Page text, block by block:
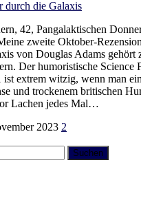
42, Pangalaktischen
zweite Oktober-
von Douglas Adams gehört
Der humoristische Science
ist extrem witzig, wenn man
und trockenem britischen
Lachen jedes Mal…
2023 2